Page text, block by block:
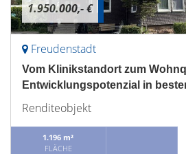
1.950.000,- €
Freudenstadt
Vom Klinikstandort zum
Entwicklungspotenzial in
Renditeobjekt
1.196 m²
FLÄCHE